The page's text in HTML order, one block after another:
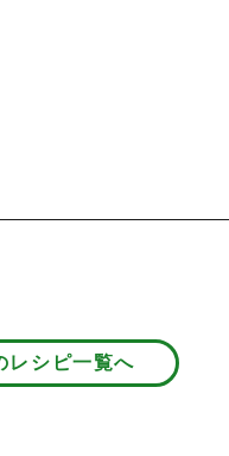
レシピ一覧へ